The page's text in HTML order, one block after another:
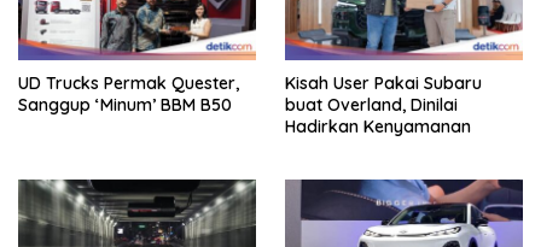
UD Trucks Permak Quester,
Sanggup ‘Minum’ BBM B50
Kisah User Pakai Subaru
buat Overland, Dinilai
Hadirkan Kenyamanan